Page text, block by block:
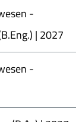
-
| 2027
-